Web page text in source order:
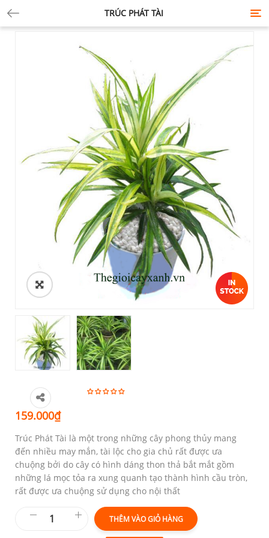
TRÚC PHÁT TÀI
159.000₫
Trúc Phát Tài là một trong những cây phong thủy mang
đến nhiều may mắn, tài lộc cho gia chủ rất được ưa
chuộng bởi do cây có hình dáng thon thả bắt mắt gồm
những lá mọc tỏa ra xung quanh tạo thành hình cầu tròn,
rất được ưa chuộng sử dụng cho nội thất
THÊM VÀO GIỎ HÀNG